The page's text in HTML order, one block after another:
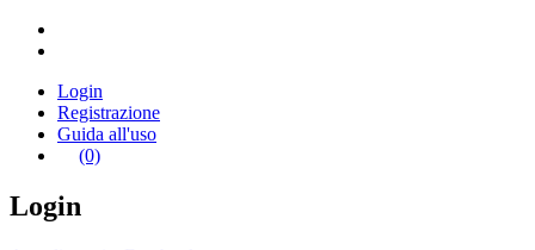
Login
Registrazione
Guida all'uso
(0)
Login